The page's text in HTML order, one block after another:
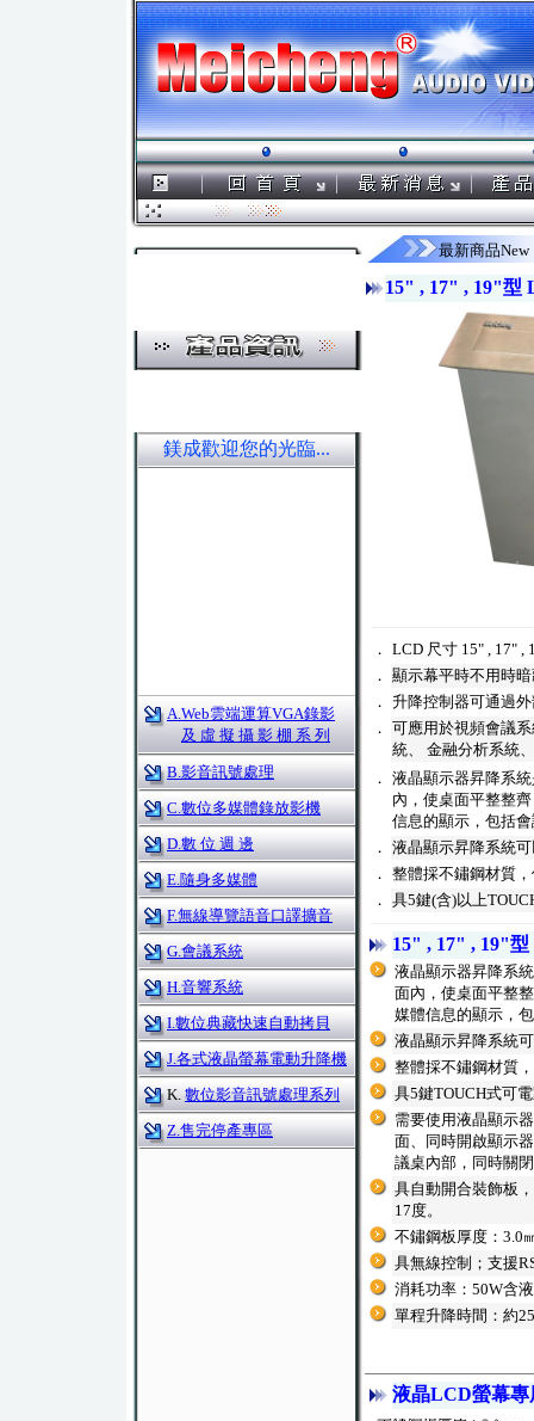
最新商品New
15" , 17" , 19"型
． LCD 尺寸 15" , 17" ,
． 顯示幕平時不用時
． 升降控制器可通過
． 可應用於視頻會議
統、 金融分析系統
． 液晶顯示器昇降系
內，使桌面平整整
信息的顯示，包括
． 液晶顯示昇降系統
． 整體採不鏽鋼材質
． 具5鍵(含)以上
15" , 17" , 19"
液晶顯示器昇降系
面內，使桌面平整
媒體信息的顯示，
液晶顯示昇降系統
整體採不鏽鋼材質
具5鍵TOUCH式可
需要使用液晶顯示
面、同時開啟顯示
議桌內部，同時關
具自動開合裝飾板
17度。
不鏽鋼板厚度：3.0
具無線控制；支援
消耗功率：50W含
單程升降時間：約
液晶LCD螢幕專
鎂成歡迎您的光臨...
A.Web雲端運算VGA錄影
及 虛 擬 攝 影 棚 系 列
B.影音訊號處理
C.數位多媒體錄放影機
D.數 位 週 邊
E.隨身多媒體
F.無線導覽語音口譯擴音
G.會議系統
H.音響系統
I.數位典藏快速自動拷貝
J.各式液晶螢幕電動升降機
K.數位影音訊號處理系列
Z.售完停產專區